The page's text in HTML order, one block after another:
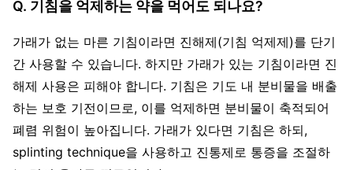
Q. 기침을 억제하는 약을 먹어도 되나요?
가래가 없는 마른 기침이라면 진해제(기침 억제제)를 단기
간 사용할 수 있습니다. 하지만 가래가 있는 기침이라면 진
해제 사용은 피해야 합니다. 기침은 기도 내 분비물을 배출
하는 보호 기전이므로, 이를 억제하면 분비물이 축적되어
폐렴 위험이 높아집니다. 가래가 있다면 기침은 하되,
splinting technique을 사용하고 진통제로 통증을 조절하